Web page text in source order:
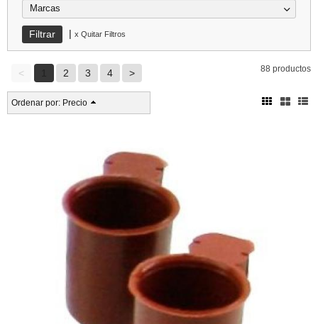
Marcas
| x Quitar Filtros
< 2 3 4 > 88 productos
Ordenar por: Precio